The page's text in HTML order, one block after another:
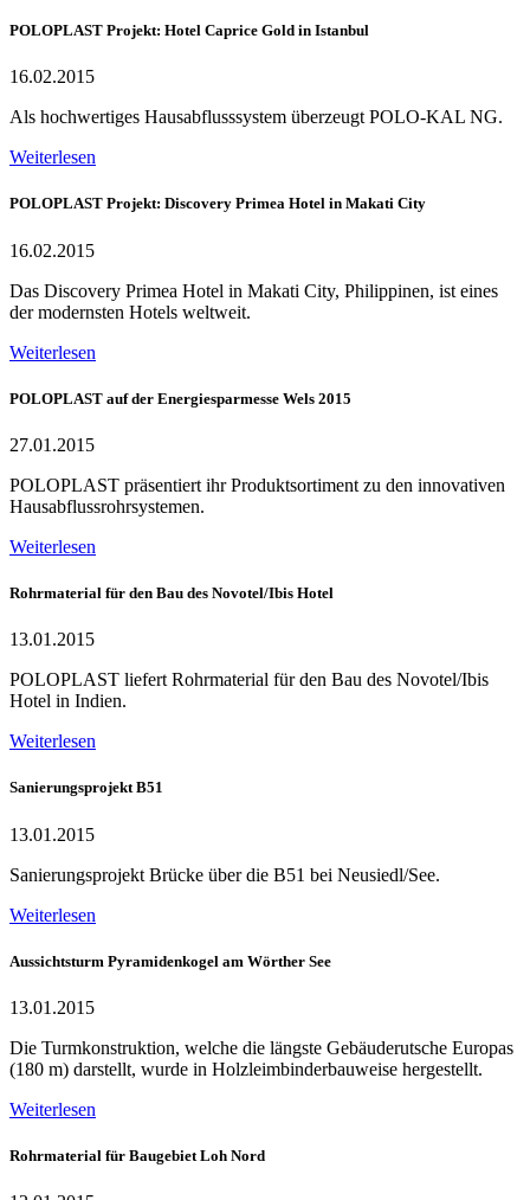
POLOPLAST Projekt: Hotel Caprice Gold in Istanbul
16.02.2015
Als hochwertiges Hausabflusssystem überzeugt POLO-KAL NG.
Weiterlesen
POLOPLAST Projekt: Discovery Primea Hotel in Makati City
16.02.2015
Das Discovery Primea Hotel in Makati City, Philippinen, ist eines
der modernsten Hotels weltweit.
Weiterlesen
POLOPLAST auf der Energiesparmesse Wels 2015
27.01.2015
POLOPLAST präsentiert ihr Produktsortiment zu den innovativen
Hausabflussrohrsystemen.
Weiterlesen
Rohrmaterial für den Bau des Novotel/Ibis Hotel
13.01.2015
POLOPLAST liefert Rohrmaterial für den Bau des Novotel/Ibis
Hotel in Indien.
Weiterlesen
Sanierungsprojekt B51
13.01.2015
Sanierungsprojekt Brücke über die B51 bei Neusiedl/See.
Weiterlesen
Aussichtsturm Pyramidenkogel am Wörther See
13.01.2015
Die Turmkonstruktion, welche die längste Gebäuderutsche Europas
(180 m) darstellt, wurde in Holzleimbinderbauweise hergestellt.
Weiterlesen
Rohrmaterial für Baugebiet Loh Nord